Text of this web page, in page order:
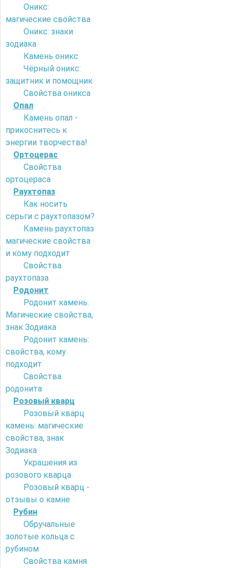
Оникс:
магические свойства
Оникс: знаки
зодиака
Камень оникс
Чёрный оникс:
защитник и помощник
Свойства оникса
Опал
Камень опал -
прикоснитесь к
энергии творчества!
Ортоцерас
Свойства
ортоцераса
Раухтопаз
Как носить
серьги с раухтопазом?
Камень раухтопаз
магические свойства
и кому подходит
Свойства
раухтопаза
Родонит
Родонит камень.
Магические свойства,
знак Зодиака
Родонит камень:
свойства, кому
подходит
Свойства
родонита
Розовый кварц
Розовый кварц
камень: магические
свойства, знак
Зодиака
Украшения из
розового кварца
Розовый кварц -
отзывы о камне
Рубин
Обручальные
золотые кольца с
рубином
Свойства камня